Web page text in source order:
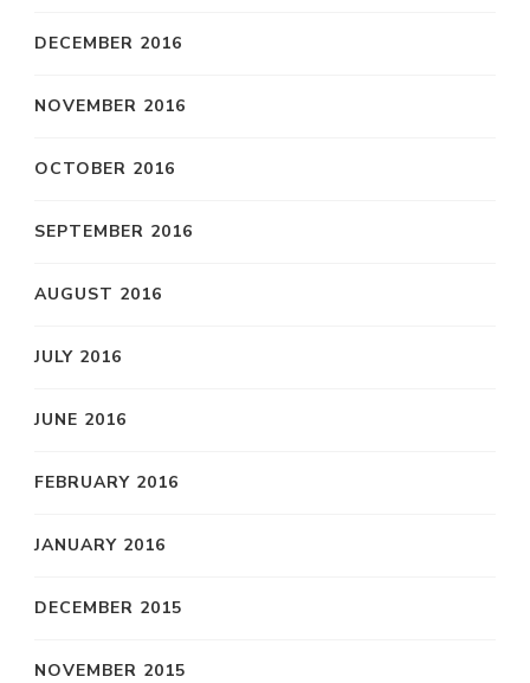
DECEMBER 2016
NOVEMBER 2016
OCTOBER 2016
SEPTEMBER 2016
AUGUST 2016
JULY 2016
JUNE 2016
FEBRUARY 2016
JANUARY 2016
DECEMBER 2015
NOVEMBER 2015